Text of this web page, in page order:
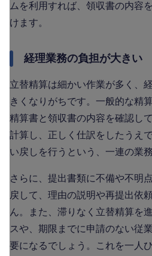
ムを利用すれば、領収書の内容
けます。
経理業務の負担が大きい
立替精算は細かい作業が多く、
きくなりがちです。一般的な精
精算書と領収書の内容を確認し
計算し、正しく仕訳をしたうえ
い戻しを行うという、一連の業
さらに、提出書類に不備や不明
戻して、理由の説明や再提出依
ん。また、滞りなく立替精算を
スや、期限までに申請のない従
要になるでしょう。これを一人